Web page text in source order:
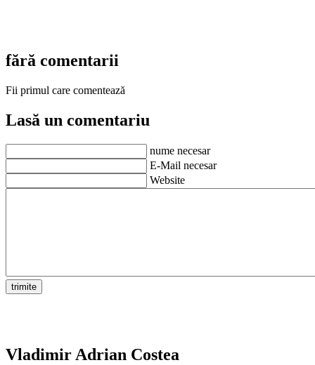
fără comentarii
Fii primul care comentează
Lasă un comentariu
nume necesar
E-Mail necesar
Website
Vladimir Adrian Costea